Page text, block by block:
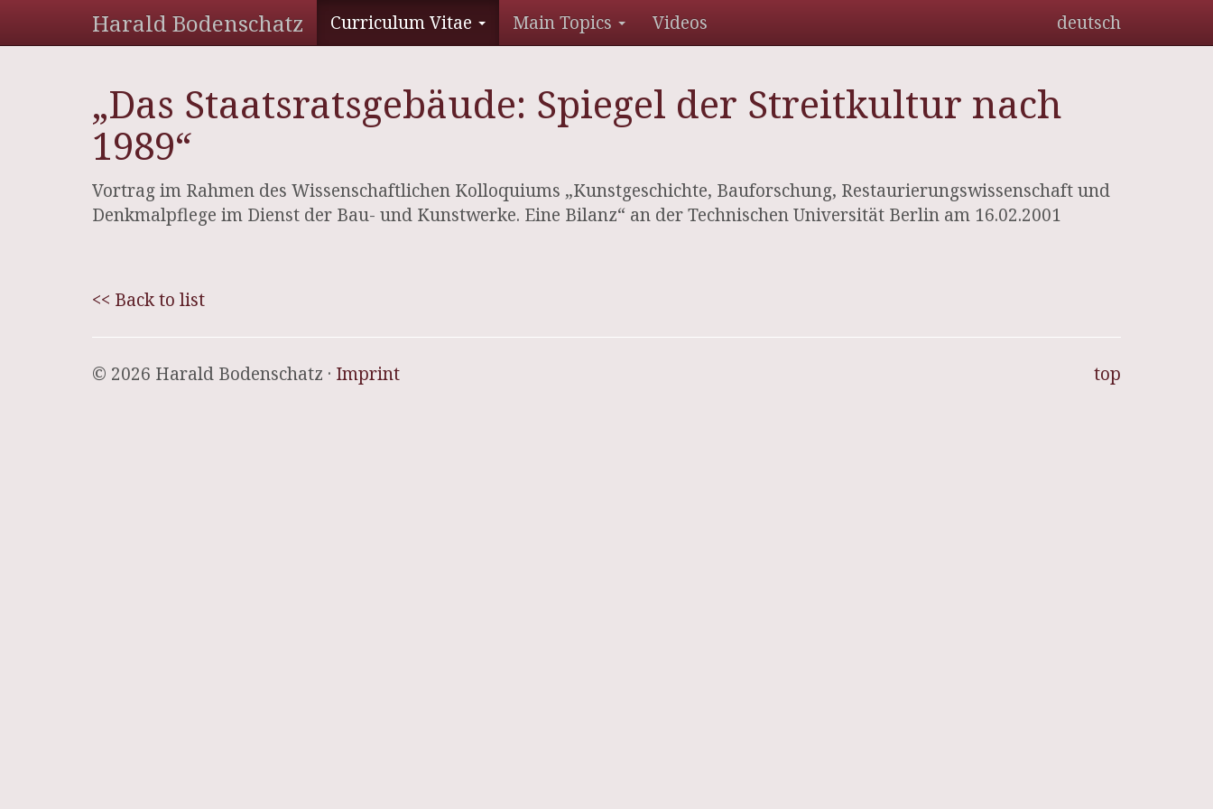
Harald Bodenschatz Curriculum Vitae Main Topics Videos deutsch
„Das Staatsratsgebäude: Spiegel der Streitkultur nach
1989“
Vortrag im Rahmen des Wissenschaftlichen Kolloquiums „Kunstgeschichte, Bauforschung, Restaurierungswissenschaft und
Denkmalpflege im Dienst der Bau- und Kunstwerke. Eine Bilanz“ an der Technischen Universität Berlin am 16.02.2001
<< Back to list
top
© 2026 Harald Bodenschatz · Imprint